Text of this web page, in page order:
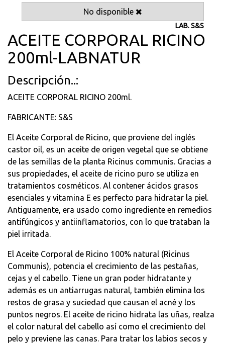
No disponible
LAB. S&S
ACEITE CORPORAL RICINO
200ml-LABNATUR
Descripción..:
ACEITE CORPORAL RICINO 200ml.
FABRICANTE: S&S
El Aceite Corporal de Ricino, que proviene del inglés
castor oil, es un aceite de origen vegetal que se obtiene
de las semillas de la planta Ricinus communis. Gracias a
sus propiedades, el aceite de ricino puro se utiliza en
tratamientos cosméticos. Al contener ácidos grasos
esenciales y vitamina E es perfecto para hidratar la piel.
Antiguamente, era usado como ingrediente en remedios
antifúngicos y antiinflamatorios, con lo que trataban la
piel irritada.
El Aceite Corporal de Ricino 100% natural (Ricinus
Communis), potencia el crecimiento de las pestañas,
cejas y el cabello. Tiene un gran poder hidratante y
además es un antiarrugas natural, también elimina los
restos de grasa y suciedad que causan el acné y los
puntos negros. El aceite de ricino hidrata las uñas, realza
el color natural del cabello así como el crecimiento del
pelo y previene las canas. Para tratar los labios secos y